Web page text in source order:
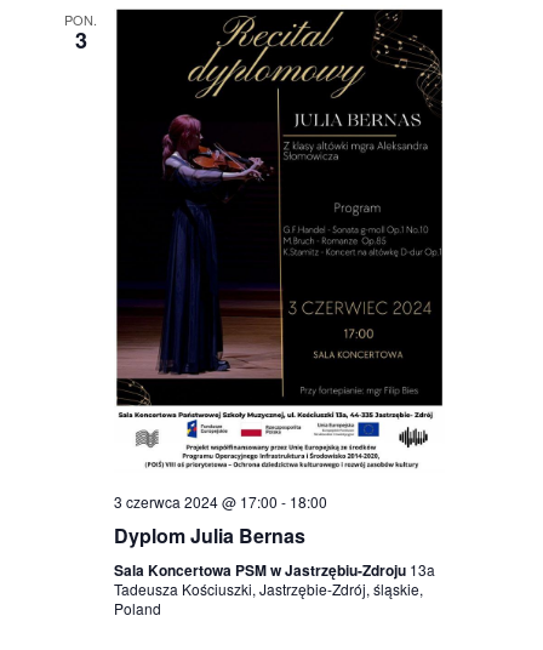
PON.
3
3 czerwca 2024 @ 17:00 - 18:00
Dyplom Julia Bernas
Sala Koncertowa PSM w Jastrzębiu-Zdroju 13a
Tadeusza Kościuszki, Jastrzębie-Zdrój, śląskie,
Poland